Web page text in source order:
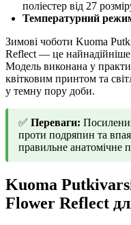
поліестер від 27
Температурний
Зимові чоботи Kuoma
Reflect — це найнадійніше
Модель виконана у
квітковим принтом та
у темну пору доби.
✅ Переваги:
проти подряпин та
правильне анатомічне
Kuoma
Flower Reflect